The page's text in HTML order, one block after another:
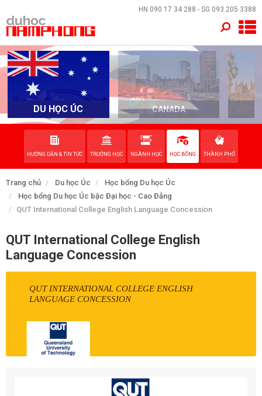
HN 090 17 34 288 - SG 093 205 3388
DU HỌC ÚC CANADA
HƯỚNG DẪN & TIN TỨC TRƯỜNG HỌC NGÀNH HỌC HỌC BỔNG THÀNH PHỐ
Trang chủ Du học Úc
Học bổng Du học Úc
Học bổng Du học Úc bậc Đại học - Cao Đẳng
QUT International College English Language Concession
QUT International College English
Language Concession
QUT INTERNATIONAL COLLEGE ENGLISH
LANGUAGE CONCESSION
×
TRANG CHỦ
QUỐC GIA
EVENTS
VỀ NAM PHONG
LIÊN HỆ